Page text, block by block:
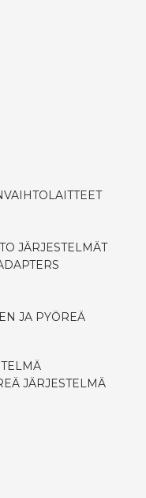
JÄRJESTELMÄT
JA PYÖREÄ
JÄRJESTELMÄ